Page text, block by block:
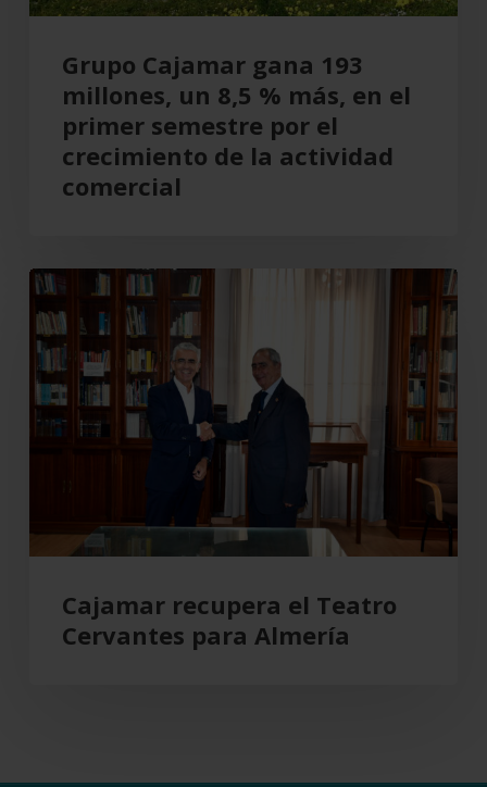
en
primer
semestre
crecimiento
actividad
comercial
Grupo Cajamar gana 193
millones, un 8,5 % más, en el
primer semestre por el
crecimiento de la actividad
comercial
Cajamar
recupera
el
Teatro
Cervantes
para
Cajamar recupera el Teatro
Cervantes para Almería